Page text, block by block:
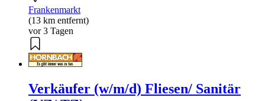
Frankenmarkt
(13 km entfernt)
vor 3 Tagen
Verkäufer (w/m/d) Fliesen/ Sanitär